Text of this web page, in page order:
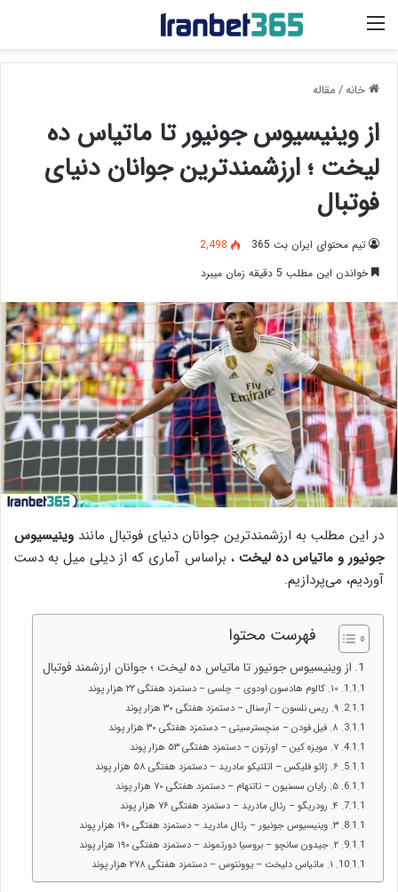
منو
خانه/مقاله
از وینیسیوس جونیور تا ماتیاس ده
لیخت ؛ ارزشمندترین جوانان دنیای
فوتبال
تیم محتوای ایران بت 365
2,498
خواندن این مطلب 5 دقیقه زمان میبرد
در این مطلب به ارزشمندترین جوانان دنیای فوتبال مانند وینیسیوس
جونیور و ماتیاس ده لیخت ، براساس آماری که از دیلی میل به دست
آوردیم، می‌پردازیم.
فهرست محتوا
از وینیسیوس جونیور تا ماتیاس ده لیخت ؛ جوانان ارزشمند فوتبال
۱۰. کالوم هادسون اودوی – چلسی – دستمزد هفتگی ۲۲ هزار پوند
۹. ریس نلسون – آرسنال – دستمزد هفتگی ۳۰ هزار پوند
۸. فیل فودن – منچسترسیتی – دستمزد هفتگی ۳۰ هزار پوند
۷. مویزه کین – اورتون – دستمزد هفتگی ۵۳ هزار پوند
۶. ژائو فلیکس – اتلتیکو مادرید – دستمزد هفتگی ۵۸ هزار پوند
۵. رایان سسنیون – تاتنهام – دستمزد هفتگی ۷۰ هزار پوند
۴. رودریگو – رئال مادرید – دستمزد هفتگی ۷۶ هزار پوند
۳. وینیسیوس جونیور – رئال مادرید – دستمزد هفتگی ۱۹۰ هزار پوند
۲. جیدون سانچو – بروسیا دورتموند – دستمزد هفتگی ۱۹۰ هزار پوند
۱. ماتیاس دلیخت – یوونتوس – دستمزد هفتگی ۲۷۸ هزار پوند